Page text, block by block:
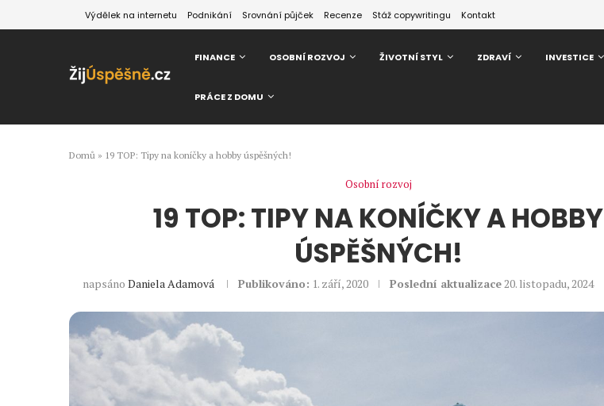
Výdělek na internetu Podnikání Srovnání půjček Recenze Stáž copywritingu Kontakt
FINANCE OSOBNÍ ROZVOJ ŽIVOTNÍ STYL ZDRAVÍ INVESTICE
PRÁCE Z DOMU
Domů » 19 TOP: Tipy na koníčky a hobby úspěšných!
Osobní rozvoj
19 TOP: TIPY NA KONÍČKY A HOBBY
ÚSPĚŠNÝCH!
napsánoDaniela Adamová Publikováno: 1. září, 2020 Poslední aktualizace20. listopadu, 2024